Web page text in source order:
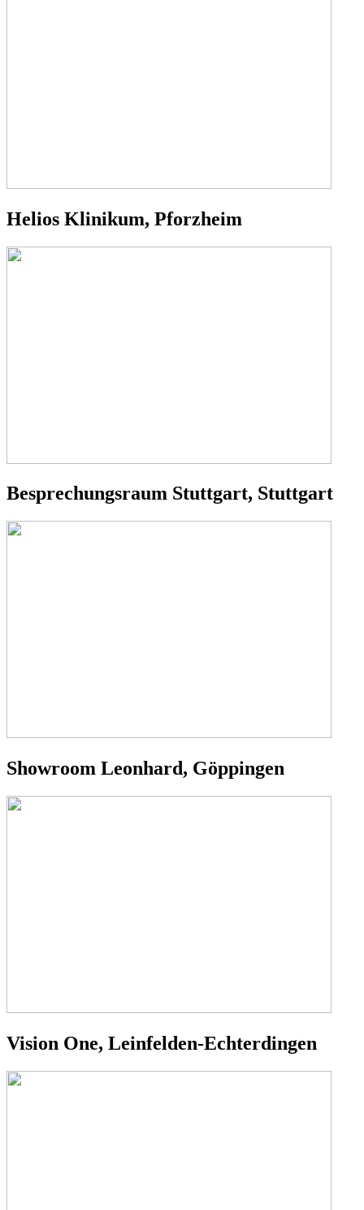
Helios Klinikum, Pforzheim
Besprechungsraum Stuttgart, Stuttgart
Showroom Leonhard, Göppingen
Vision One, Leinfelden-Echterdingen